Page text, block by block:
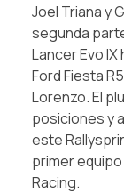
Joel Triana y
segunda
Lancer Evo
Ford Fiesta
Lorenzo. El
posiciones y
este
primer
Racing.